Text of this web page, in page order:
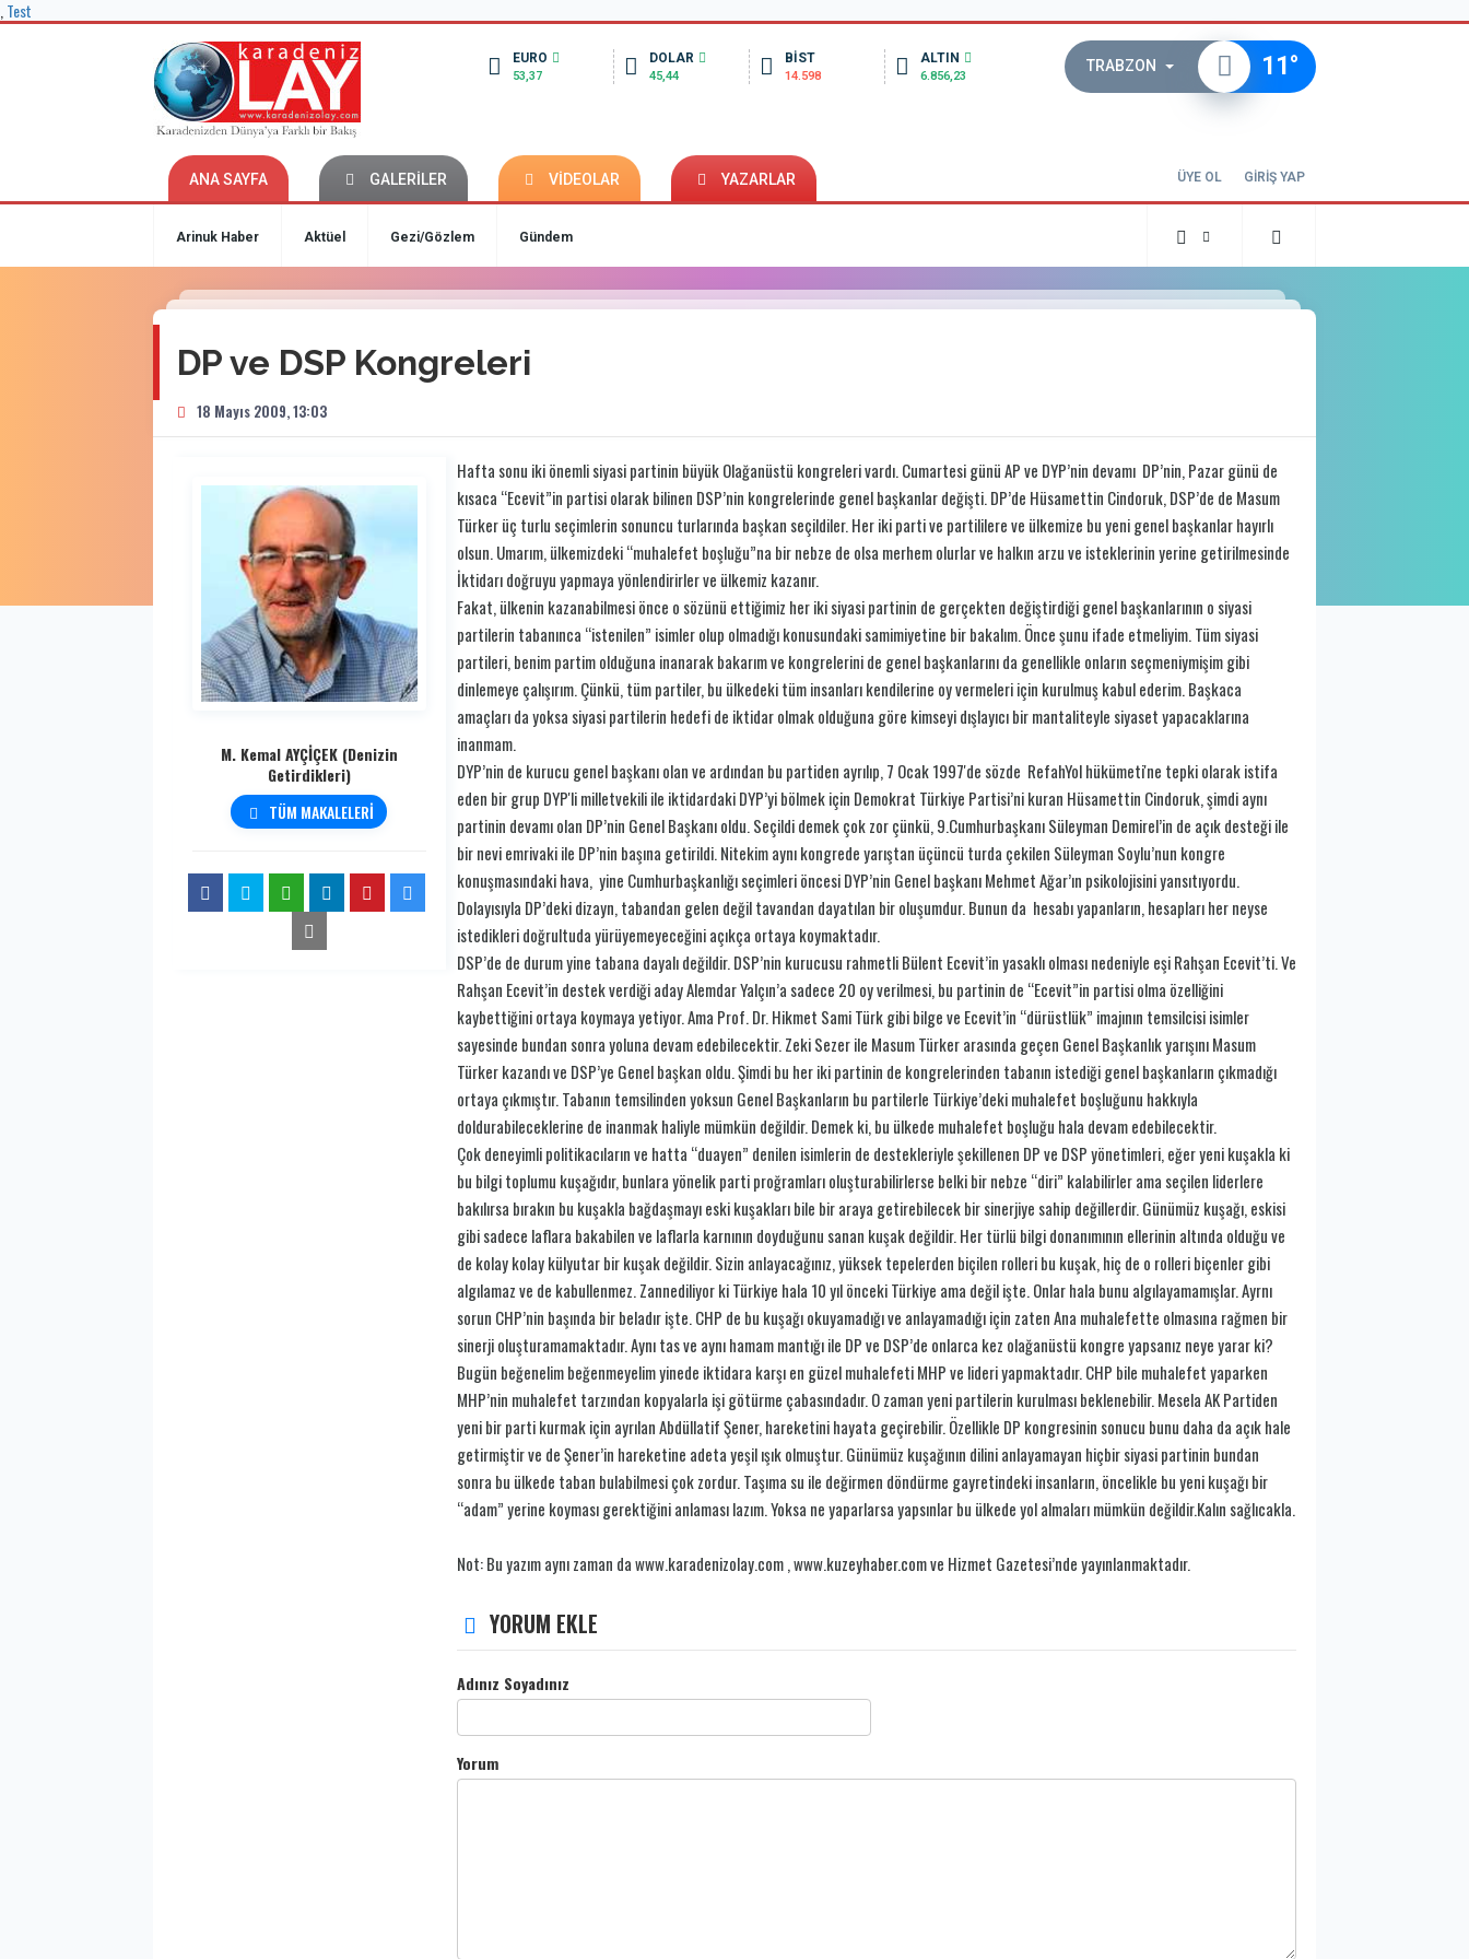
Test
EURO
53,37
DOLAR
45,44
BİST
14.598
ALTIN
6.856,23
TRABZON 11°
ANA SAYFA GALERİLER VİDEOLAR YAZARLAR ÜYE OL GİRİŞ YAP
Arinuk Haber Aktüel Gezi/Gözlem Gündem
DP ve DSP Kongreleri
18 Mayıs 2009, 13:03
M. Kemal AYÇİÇEK (Denizin
Getirdikleri)
TÜM MAKALELERİ
Hafta sonu iki önemli siyasi partinin büyük Olağanüstü kongreleri vardı. Cumartesi günü AP ve DYP’nin devamı DP’nin, Pazar günü de
kısaca “Ecevit”in partisi olarak bilinen DSP’nin kongrelerinde genel başkanlar değişti. DP’de Hüsamettin Cindoruk, DSP’de de Masum
Türker üç turlu seçimlerin sonuncu turlarında başkan seçildiler. Her iki parti ve partililere ve ülkemize bu yeni genel başkanlar hayırlı
olsun. Umarım, ülkemizdeki “muhalefet boşluğu”na bir nebze de olsa merhem olurlar ve halkın arzu ve isteklerinin yerine getirilmesinde
İktidarı doğruyu yapmaya yönlendirirler ve ülkemiz kazanır.
Fakat, ülkenin kazanabilmesi önce o sözünü ettiğimiz her iki siyasi partinin de gerçekten değiştirdiği genel başkanlarının o siyasi
partilerin tabanınca “istenilen” isimler olup olmadığı konusundaki samimiyetine bir bakalım. Önce şunu ifade etmeliyim. Tüm siyasi
partileri, benim partim olduğuna inanarak bakarım ve kongrelerini de genel başkanlarını da genellikle onların seçmeniymişim gibi
dinlemeye çalışırım. Çünkü, tüm partiler, bu ülkedeki tüm insanları kendilerine oy vermeleri için kurulmuş kabul ederim. Başkaca
amaçları da yoksa siyasi partilerin hedefi de iktidar olmak olduğuna göre kimseyi dışlayıcı bir mantaliteyle siyaset yapacaklarına
inanmam.
DYP’nin de kurucu genel başkanı olan ve ardından bu partiden ayrılıp, 7 Ocak 1997'de sözde RefahYol hükümeti'ne tepki olarak istifa
eden bir grup DYP'li milletvekili ile iktidardaki DYP’yi bölmek için Demokrat Türkiye Partisi’ni kuran Hüsamettin Cindoruk, şimdi aynı
partinin devamı olan DP’nin Genel Başkanı oldu. Seçildi demek çok zor çünkü, 9.Cumhurbaşkanı Süleyman Demirel’in de açık desteği ile
bir nevi emrivaki ile DP’nin başına getirildi. Nitekim aynı kongrede yarıştan üçüncü turda çekilen Süleyman Soylu’nun kongre
konuşmasındaki hava, yine Cumhurbaşkanlığı seçimleri öncesi DYP’nin Genel başkanı Mehmet Ağar’ın psikolojisini yansıtıyordu.
Dolayısıyla DP’deki dizayn, tabandan gelen değil tavandan dayatılan bir oluşumdur. Bunun da hesabı yapanların, hesapları her neyse
istedikleri doğrultuda yürüyemeyeceğini açıkça ortaya koymaktadır.
DSP’de de durum yine tabana dayalı değildir. DSP’nin kurucusu rahmetli Bülent Ecevit’in yasaklı olması nedeniyle eşi Rahşan Ecevit’ti. Ve
Rahşan Ecevit’in destek verdiği aday Alemdar Yalçın’a sadece 20 oy verilmesi, bu partinin de “Ecevit”in partisi olma özelliğini
kaybettiğini ortaya koymaya yetiyor. Ama Prof. Dr. Hikmet Sami Türk gibi bilge ve Ecevit’in “dürüstlük” imajının temsilcisi isimler
sayesinde bundan sonra yoluna devam edebilecektir. Zeki Sezer ile Masum Türker arasında geçen Genel Başkanlık yarışını Masum
Türker kazandı ve DSP’ye Genel başkan oldu. Şimdi bu her iki partinin de kongrelerinden tabanın istediği genel başkanların çıkmadığı
ortaya çıkmıştır. Tabanın temsilinden yoksun Genel Başkanların bu partilerle Türkiye’deki muhalefet boşluğunu hakkıyla
doldurabileceklerine de inanmak haliyle mümkün değildir. Demek ki, bu ülkede muhalefet boşluğu hala devam edebilecektir.
Çok deneyimli politikacıların ve hatta “duayen” denilen isimlerin de destekleriyle şekillenen DP ve DSP yönetimleri, eğer yeni kuşakla ki
bu bilgi toplumu kuşağıdır, bunlara yönelik parti proğramları oluşturabilirlerse belki bir nebze “diri” kalabilirler ama seçilen liderlere
bakılırsa bırakın bu kuşakla bağdaşmayı eski kuşakları bile bir araya getirebilecek bir sinerjiye sahip değillerdir. Günümüz kuşağı, eskisi
gibi sadece laflara bakabilen ve laflarla karnının doyduğunu sanan kuşak değildir. Her türlü bilgi donanımının ellerinin altında olduğu ve
de kolay kolay külyutar bir kuşak değildir. Sizin anlayacağınız, yüksek tepelerden biçilen rolleri bu kuşak, hiç de o rolleri biçenler gibi
algılamaz ve de kabullenmez. Zannediliyor ki Türkiye hala 10 yıl önceki Türkiye ama değil işte. Onlar hala bunu algılayamamışlar. Ayrnı
sorun CHP’nin başında bir beladır işte. CHP de bu kuşağı okuyamadığı ve anlayamadığı için zaten Ana muhalefette olmasına rağmen bir
sinerji oluşturamamaktadır. Aynı tas ve aynı hamam mantığı ile DP ve DSP’de onlarca kez olağanüstü kongre yapsanız neye yarar ki?
Bugün beğenelim beğenmeyelim yinede iktidara karşı en güzel muhalefeti MHP ve lideri yapmaktadır. CHP bile muhalefet yaparken
MHP’nin muhalefet tarzından kopyalarla işi götürme çabasındadır. O zaman yeni partilerin kurulması beklenebilir. Mesela AK Partiden
yeni bir parti kurmak için ayrılan Abdüllatif Şener, hareketini hayata geçirebilir. Özellikle DP kongresinin sonucu bunu daha da açık hale
getirmiştir ve de Şener’in hareketine adeta yeşil ışık olmuştur. Günümüz kuşağının dilini anlayamayan hiçbir siyasi partinin bundan
sonra bu ülkede taban bulabilmesi çok zordur. Taşıma su ile değirmen döndürme gayretindeki insanların, öncelikle bu yeni kuşağı bir
“adam” yerine koyması gerektiğini anlaması lazım. Yoksa ne yaparlarsa yapsınlar bu ülkede yol almaları mümkün değildir.Kalın sağlıcakla.
Not: Bu yazım aynı zaman da www.karadenizolay.com , www.kuzeyhaber.com ve Hizmet Gazetesi’nde yayınlanmaktadır.
YORUM EKLE
Adınız Soyadınız
Yorum